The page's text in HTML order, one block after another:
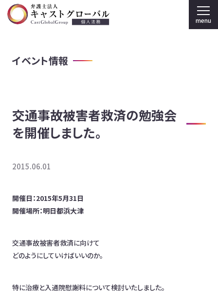
個人のお客様
弁護士紹介
事務所案内
採用情報
日本全国対応！オンライン相談OK
menu
イベント情報
交通事故被害者救済の勉強会
を開催しました。
2015.06.01
開催日：2015年5月31日
開催場所：明日都浜大津
交通事故被害者救済に向けて
どのようにしていけばいいのか。
特に治療と入通院慰謝料について検討いたしました。